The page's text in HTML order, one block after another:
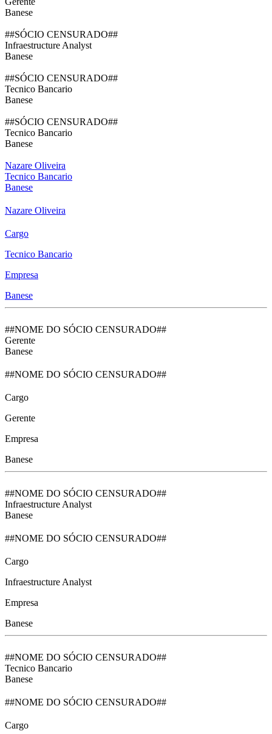
Banese
##SÓCIO CENSURADO##
Infraestructure Analyst
Banese
##SÓCIO CENSURADO##
Tecnico Bancario
Banese
##SÓCIO CENSURADO##
Tecnico Bancario
Banese
Nazare Oliveira
Tecnico Bancario
Banese
Nazare Oliveira
Cargo
Tecnico Bancario
Empresa
Banese
##NOME DO SÓCIO CENSURADO##
Gerente
Banese
##NOME DO SÓCIO CENSURADO##
Cargo
Gerente
Empresa
Banese
##NOME DO SÓCIO CENSURADO##
Infraestructure Analyst
Banese
##NOME DO SÓCIO CENSURADO##
Cargo
Infraestructure Analyst
Empresa
Banese
##NOME DO SÓCIO CENSURADO##
Tecnico Bancario
Banese
##NOME DO SÓCIO CENSURADO##
Cargo